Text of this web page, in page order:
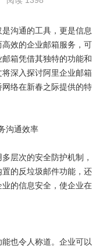
沟通的工具，更是信息
效的企业邮箱服务，可
箱凭借其独特的功能和
深入探讨阿里企业邮箱
络在新春之际提供的特
沟通效率
层次的安全防护机制，
的反垃圾邮件功能，还
的信息安全，使企业在
也令人称道。企业可以